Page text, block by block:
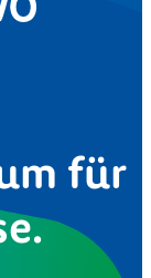
für